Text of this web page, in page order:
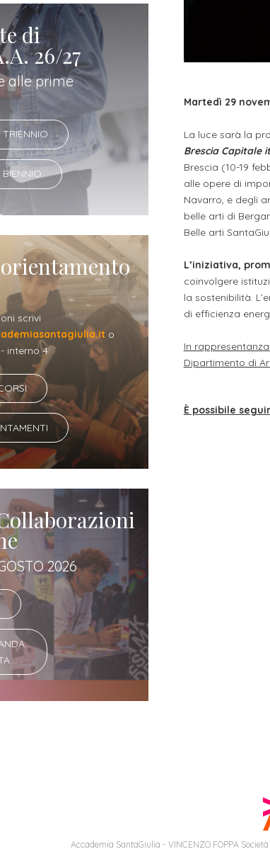
di
26/27
alle prime
TRIENNIO
scrivi
o
- interno 4
2026
Martedì 29
La luce sarà la
Brescia Capitale
Brescia (10-19
alle opere di
Navarro, e degli
belle arti di
Belle arti
L’iniziativa,
coinvolgere
la sostenibilità.
di efficienza
In
Dipartimento di
È possibile
Accademia SantaGiulia - VINCENZO FOPPA